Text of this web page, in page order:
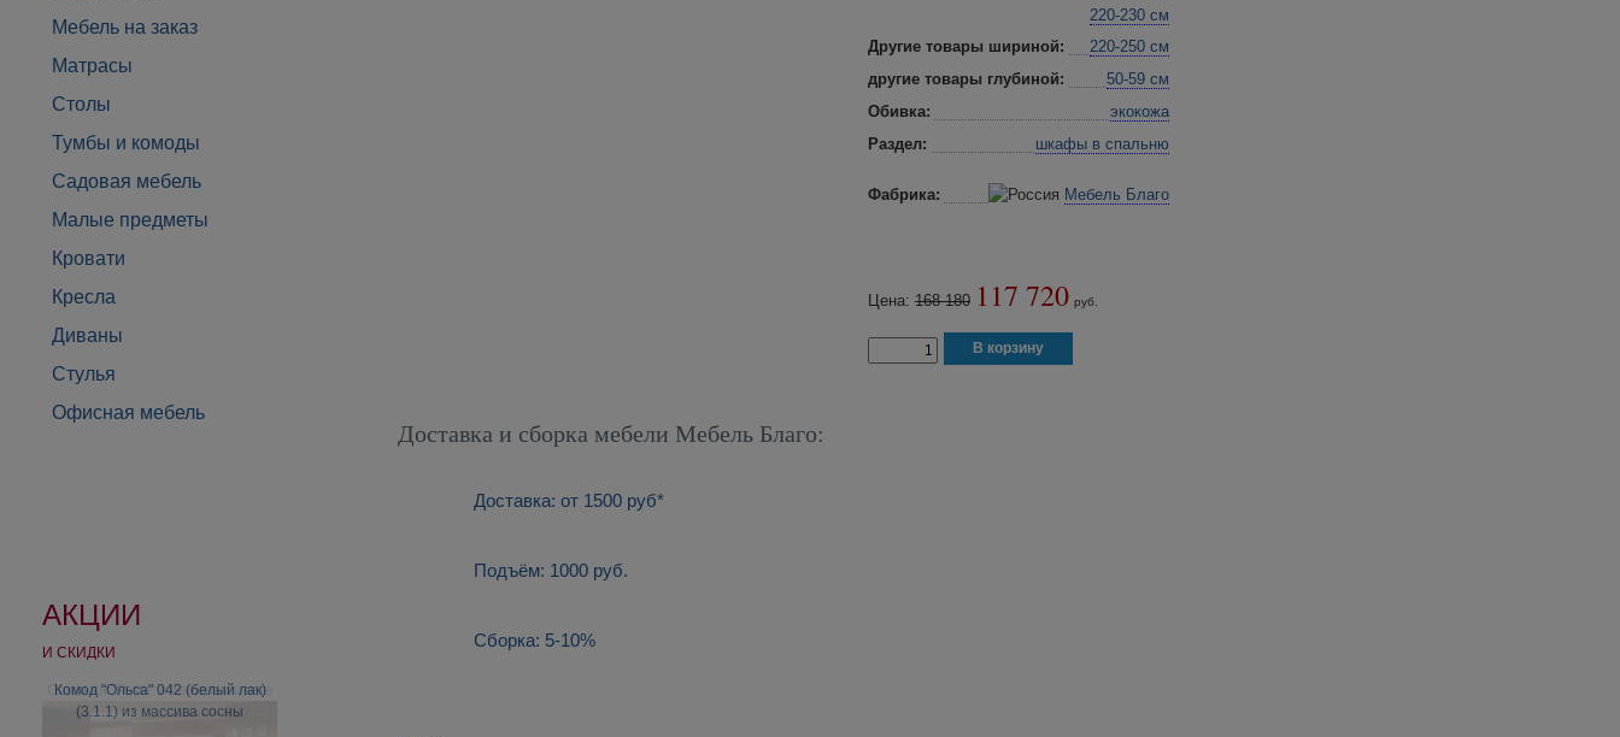
Мебель на заказ
Матрасы
Столы
Тумбы и комоды
Садовая мебель
Малые предметы
Кровати
Кресла
Диваны
Стулья
Офисная мебель
АКЦИИ
И СКИДКИ
Cпальня "Рома" в бежевом цвете
Комод "Ольса" 042 (белый лак)
(3.1.1) из массива сосны
220-230 см
Другие товары шириной:
220-250 см
другие товары глубиной:
50-59 см
Обивка:
экокожа
Раздел:
шкафы в спальню
Фабрика: Мебель Благо
Цена: 168 180 117 720 руб.
Доставка и сборка мебели Мебель Благо:
Доставка: от 1500 руб*
Подъём: 1000 руб.
Сборка: 5-10%